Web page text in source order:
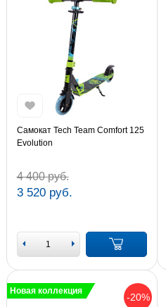
Самокат Tech Team Comfort 125
Evolution
4 400 руб.
3 520 руб.
-20%
Новая коллекция